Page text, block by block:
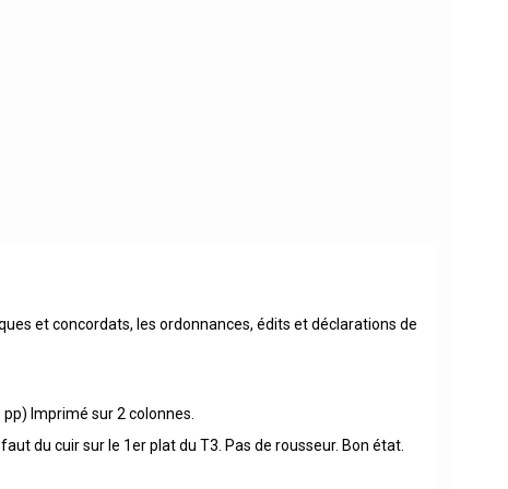
et concordats, les ordonnances, édits et déclarations de
Imprimé sur 2 colonnes.
du cuir sur le 1er plat du T3. Pas de rousseur. Bon état.